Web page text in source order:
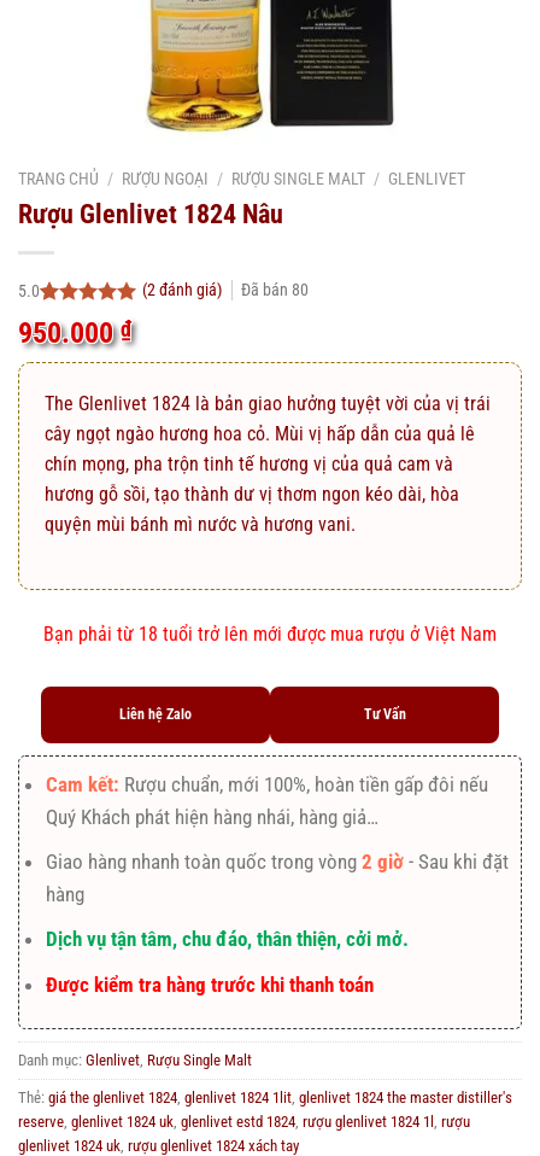
TRANG CHỦ / RƯỢU NGOẠI / RƯỢU SINGLE MALT / GLENLIVET
Rượu Glenlivet 1824 Nâu
5.0
5.0 trên 5
dựa trên
2
đánh giá
(2đánh giá) Đã bán 80
950.000₫
The Glenlivet 1824 là bản giao hưởng tuyệt vời của vị trái
cây ngọt ngào hương hoa cỏ. Mùi vị hấp dẫn của quả lê
chín mọng, pha trộn tinh tế hương vị của quả cam và
hương gỗ sồi, tạo thành dư vị thơm ngon kéo dài, hòa
quyện mùi bánh mì nước và hương vani.
Bạn phải từ 18 tuổi trở lên mới được mua rượu ở Việt Nam
Liên hệ Zalo Tư Vấn
Cam kết: Rượu chuẩn, mới 100%, hoàn tiền gấp đôi nếu
Quý Khách phát hiện hàng nhái, hàng giả…
Giao hàng nhanh toàn quốc trong vòng2 giờ - Sau khi đặt
hàng
Dịch vụ tận tâm, chu đáo, thân thiện, cởi mở.
Được kiểm tra hàng trước khi thanh toán
Danh mục: Glenlivet Rượu Single Malt
Thẻ: giá the glenlivet 1824 glenlivet 1824 1lit glenlivet 1824 the master distiller's
reserve glenlivet 1824 uk glenlivet estd 1824 rượu glenlivet 1824 1l
rượu
glenlivet 1824 uk rượu glenlivet 1824 xách tay